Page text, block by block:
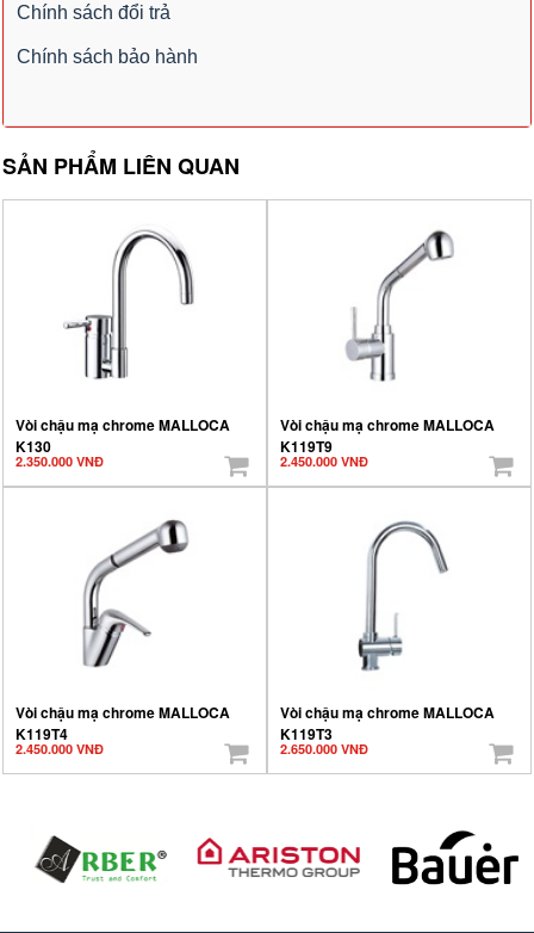
Chính sách đổi trả
Chính sách bảo hành
SẢN PHẨM LIÊN QUAN
Vòi chậu mạ chrome MALLOCA
K130
2.350.000 VNĐ
Vòi chậu mạ chrome MALLOCA
K119T9
2.450.000 VNĐ
Vòi chậu mạ chrome MALLOCA
K119T4
2.450.000 VNĐ
Vòi chậu mạ chrome MALLOCA
K119T3
2.650.000 VNĐ